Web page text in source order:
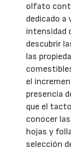
olfato
dedicado a
intensidad
descubrir
las
el
presencia
que el
conocer
hojas y
selección